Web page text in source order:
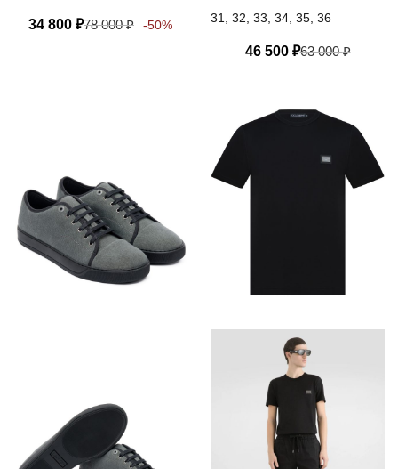
34 800 ₽78 000₽ -50% 31, 32, 33, 34, 35, 36
46 500 ₽63 000₽